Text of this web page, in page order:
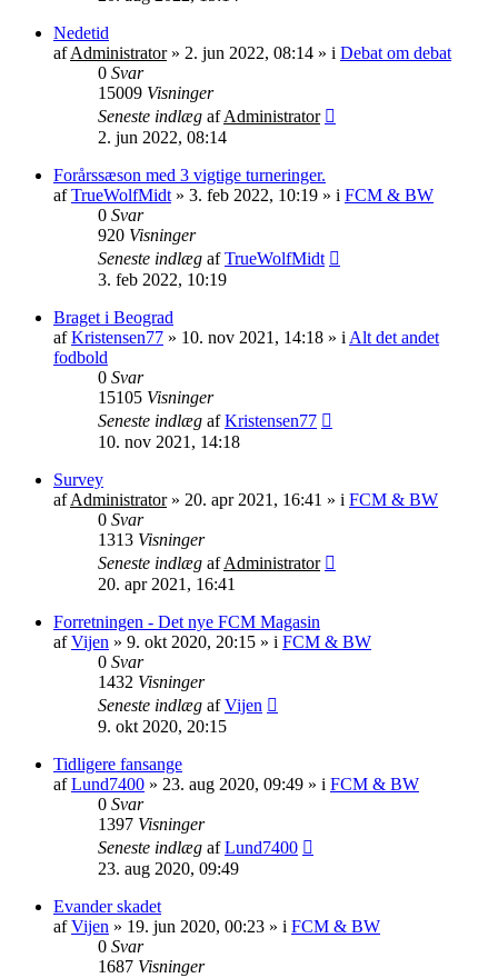
Nedetid
afAdministrator» 2. jun 2022, 08:14 » i Debat om debat
0 Svar
15009 Visninger
Seneste indlæg afAdministrator
2. jun 2022, 08:14
Forårssæson med 3 vigtige turneringer.
afTrueWolfMidt » 3. feb 2022, 10:19 » i FCM & BW
0 Svar
920 Visninger
Seneste indlæg afTrueWolfMidt
3. feb 2022, 10:19
Braget i Beograd
afKristensen77 » 10. nov 2021, 14:18 » i Alt det andet
fodbold
0 Svar
15105 Visninger
Seneste indlæg afKristensen77
10. nov 2021, 14:18
Survey
afAdministrator» 20. apr 2021, 16:41 » i FCM & BW
0 Svar
1313 Visninger
Seneste indlæg afAdministrator
20. apr 2021, 16:41
Forretningen - Det nye FCM Magasin
afVijen » 9. okt 2020, 20:15 » i FCM & BW
0 Svar
1432 Visninger
Seneste indlæg afVijen
9. okt 2020, 20:15
Tidligere fansange
afLund7400 » 23. aug 2020, 09:49 » i FCM & BW
0 Svar
1397 Visninger
Seneste indlæg afLund7400
23. aug 2020, 09:49
Evander skadet
afVijen » 19. jun 2020, 00:23 » i FCM & BW
0 Svar
1687 Visninger